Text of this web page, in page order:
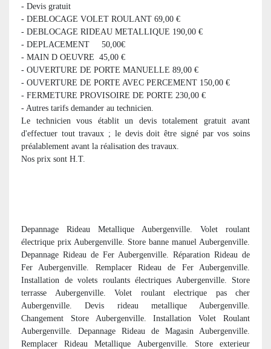
- Devis gratuit
- DEBLOCAGE VOLET ROULANT 69,00 €
- DEBLOCAGE RIDEAU METALLIQUE 190,00 €
- DEPLACEMENT 50,00€
- MAIN D OEUVRE 45,00 €
- OUVERTURE DE PORTE MANUELLE 89,00 €
- OUVERTURE DE PORTE AVEC PERCEMENT 150,00 €
- FERMETURE PROVISOIRE DE PORTE 230,00 €
- Autres tarifs demander au technicien.
Le technicien vous établit un devis totalement gratuit avant
d'effectuer tout travaux ; le devis doit être signé par vos soins
préalablement avant la réalisation des travaux.
Nos prix sont H.T.
Depannage Rideau Metallique Aubergenville. Volet roulant
électrique prix Aubergenville. Store banne manuel Aubergenville.
Depannage Rideau de Fer Aubergenville. Réparation Rideau de
Fer Aubergenville. Remplacer Rideau de Fer Aubergenville.
Installation de volets roulants électriques Aubergenville. Store
terrasse Aubergenville. Volet roulant electrique pas cher
Aubergenville. Devis rideau metallique Aubergenville.
Changement Store Aubergenville. Installation Volet Roulant
Aubergenville. Depannage Rideau de Magasin Aubergenville.
Remplacer Rideau Metallique Aubergenville. Store exterieur